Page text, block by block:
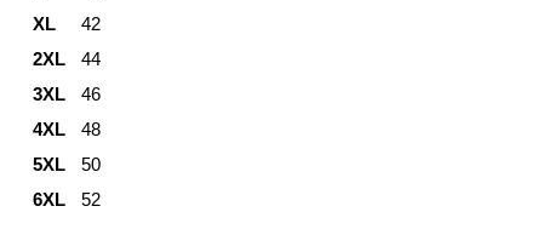
XL
42
2XL
44
3XL
46
4XL
48
5XL
50
6XL
52